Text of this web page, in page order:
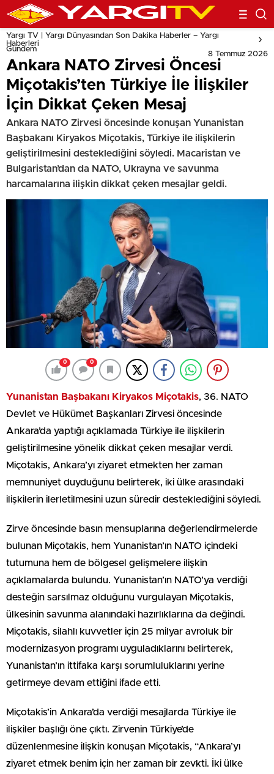
Yargı TV | Yargı Dünyasından Son Dakika Haberler – Yargı
Haberleri
Gündem
8 Temmuz 2026
Ankara NATO Zirvesi Öncesi
Miçotakis’ten Türkiye İle İlişkiler
İçin Dikkat Çeken Mesaj
Ankara NATO Zirvesi öncesinde konuşan Yunanistan
Başbakanı Kiryakos Miçotakis, Türkiye ile ilişkilerin
geliştirilmesini desteklediğini söyledi. Macaristan ve
Bulgaristan’dan da NATO, Ukrayna ve savunma
harcamalarına ilişkin dikkat çeken mesajlar geldi.
0 0
Yunanistan Başbakanı Kiryakos Miçotakis, 36. NATO
Devlet ve Hükümet Başkanları Zirvesi öncesinde
Ankara’da yaptığı açıklamada Türkiye ile ilişkilerin
geliştirilmesine yönelik dikkat çeken mesajlar verdi.
Miçotakis, Ankara’yı ziyaret etmekten her zaman
memnuniyet duyduğunu belirterek, iki ülke arasındaki
ilişkilerin ilerletilmesini uzun süredir desteklediğini söyledi.
Zirve öncesinde basın mensuplarına değerlendirmelerde
bulunan Miçotakis, hem Yunanistan’ın NATO içindeki
tutumuna hem de bölgesel gelişmelere ilişkin
açıklamalarda bulundu. Yunanistan’ın NATO’ya verdiği
desteğin sarsılmaz olduğunu vurgulayan Miçotakis,
ülkesinin savunma alanındaki hazırlıklarına da değindi.
Miçotakis, silahlı kuvvetler için 25 milyar avroluk bir
modernizasyon programı uyguladıklarını belirterek,
Yunanistan’ın ittifaka karşı sorumluluklarını yerine
getirmeye devam ettiğini ifade etti.
Miçotakis’in Ankara’da verdiği mesajlarda Türkiye ile
ilişkiler başlığı öne çıktı. Zirvenin Türkiye’de
düzenlenmesine ilişkin konuşan Miçotakis, “Ankara’yı
ziyaret etmek benim için her zaman bir zevkti. İki ülke